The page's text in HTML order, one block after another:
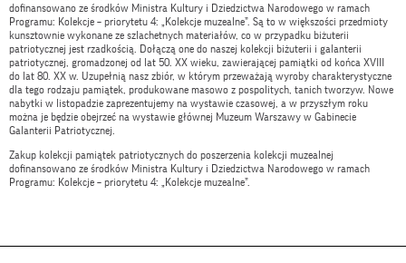
dofinansowano ze środków Ministra Kultury i Dziedzictwa Narodowego w ramach
Programu: Kolekcje – priorytetu 4: „Kolekcje muzealne”. Są to w większości przedmioty
kunsztownie wykonane ze szlachetnych materiałów, co w przypadku biżuterii
patriotycznej jest rzadkością. Dołączą one do naszej kolekcji biżuterii i galanterii
patriotycznej, gromadzonej od lat 50. XX wieku, zawierającej pamiątki od końca XVIII
do lat 80. XX w. Uzupełnią nasz zbiór, w którym przeważają wyroby charakterystyczne
dla tego rodzaju pamiątek, produkowane masowo z pospolitych, tanich tworzyw. Nowe
nabytki w listopadzie zaprezentujemy na wystawie czasowej, a w przyszłym roku
można je będzie obejrzeć na wystawie głównej Muzeum Warszawy w Gabinecie
Galanterii Patriotycznej.
Zakup kolekcji pamiątek patriotycznych do poszerzenia kolekcji muzealnej
dofinansowano ze środków Ministra Kultury i Dziedzictwa Narodowego w ramach
Programu: Kolekcje – priorytetu 4: „Kolekcje muzealne”.